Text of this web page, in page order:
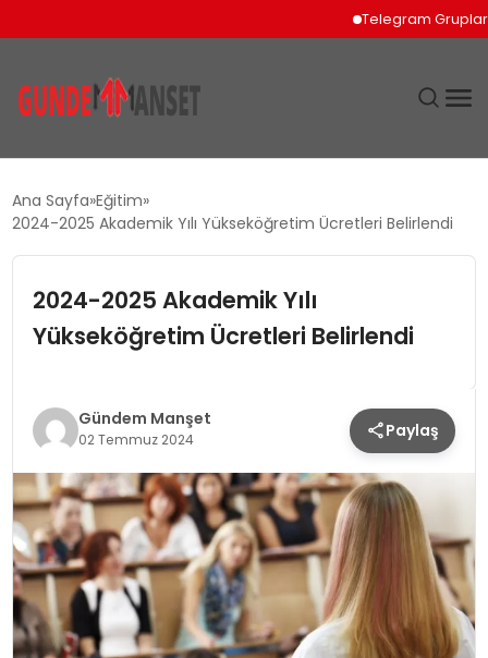
Telegram Grupları
EKONOMI
TEKNOLOJI
YAŞAM
Ana Sayfa Eğitim
2024-2025 Akademik Yılı Yükseköğretim Ücretleri Belirlendi
2024-2025 Akademik Yılı
Yükseköğretim Ücretleri Belirlendi
Gündem Manşet
02 Temmuz 2024 Paylaş